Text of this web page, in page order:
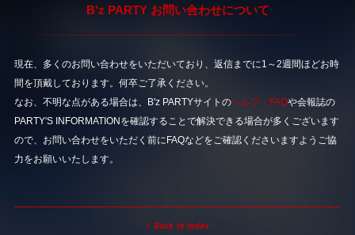
B'z PARTY お問い合わせについて
現在、多くのお問い合わせをいただいており、返信までに1～2週間ほどお時
間を頂戴しております。何卒ご了承ください。
なお、不明な点がある場合は、B'z PARTYサイトのヘルプ・FAQや会報誌の
PARTY'S INFORMATIONを確認することで解決できる場合が多くございます
ので、お問い合わせをいただく前にFAQなどをご確認くださいますようご協
力をお願いいたします。